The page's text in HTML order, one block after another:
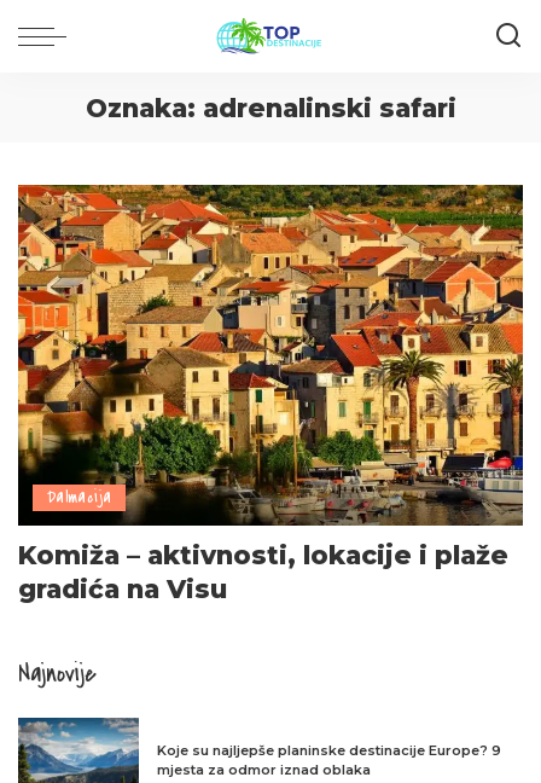
Oznaka: adrenalinski safari
Dalmacija
Komiža – aktivnosti, lokacije i plaže
gradića na Visu
Najnovije
Koje su najljepše planinske destinacije Europe? 9
mjesta za odmor iznad oblaka